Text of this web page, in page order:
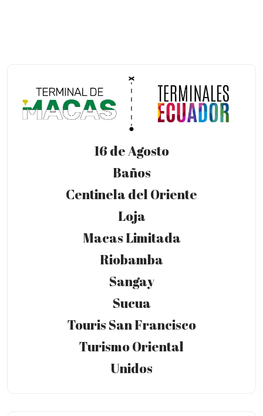
16 de Agosto
Baños
Centinela del Oriente
Loja
Macas Limitada
Riobamba
Sangay
Sucua
Touris San Francisco
Turismo Oriental
Unidos